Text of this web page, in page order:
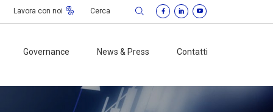
Lavora con noi
Governance News & Press Contatti